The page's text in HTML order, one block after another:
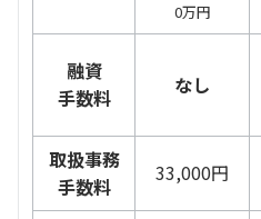
0万円
融資
手数料
なし
取扱事務
手数料
33,000円